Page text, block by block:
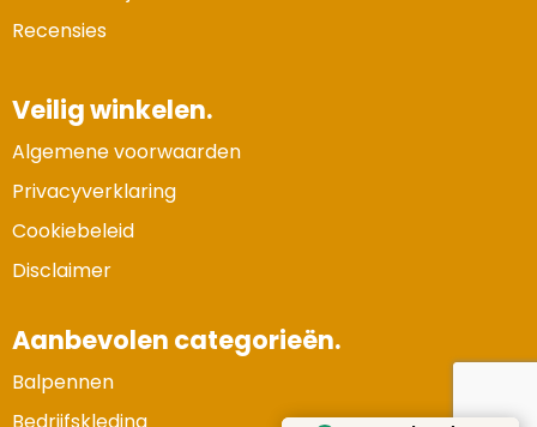
Recensies
Veilig winkelen.
Algemene voorwaarden
Privacyverklaring
Cookiebeleid
Disclaimer
Aanbevolen categorieën.
Balpennen